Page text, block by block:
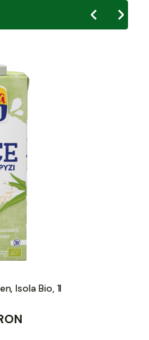
Isola Bio, 1l